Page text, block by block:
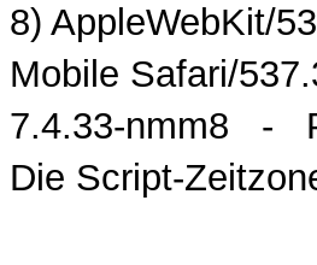
8) AppleWebKit/
Mobile Safari/
7.4.33-nmm8 -
Die Script-